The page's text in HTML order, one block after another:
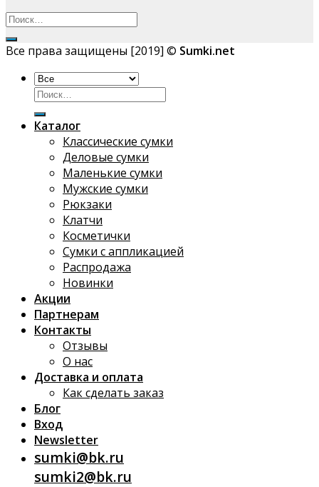
Все права защищены [2019] © Sumki.net
Искать:
Каталог
Классические сумки
Деловые сумки
Маленькие сумки
Мужские сумки
Рюкзаки
Клатчи
Косметички
Сумки с аппликацией
Распродажа
Новинки
Акции
Партнерам
Контакты
Отзывы
О нас
Доставка и оплата
Как сделать заказ
Блог
Вход
Newsletter
sumki@bk.ru
sumki2@bk.ru